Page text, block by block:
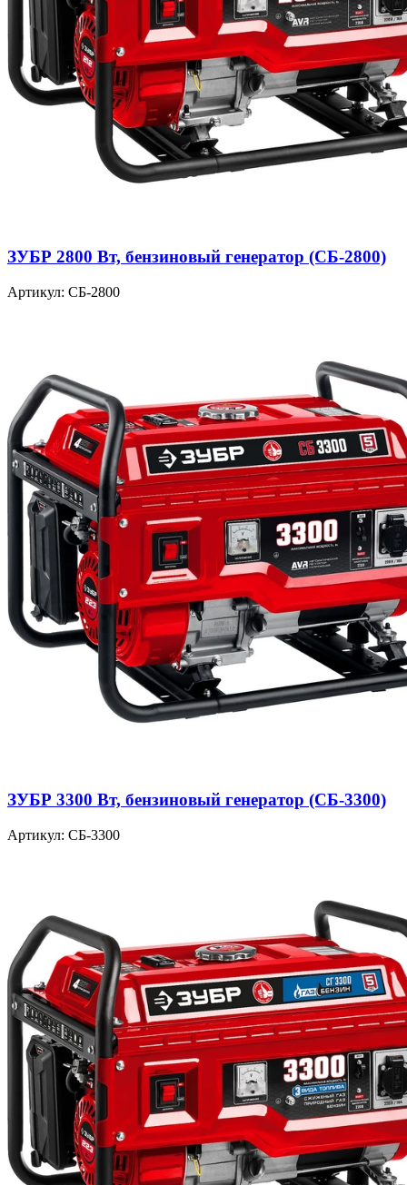
ЗУБР 2800 Вт, бензиновый генератор (СБ-2800)
Артикул: СБ-2800
ЗУБР 3300 Вт, бензиновый генератор (СБ-3300)
Артикул: СБ-3300